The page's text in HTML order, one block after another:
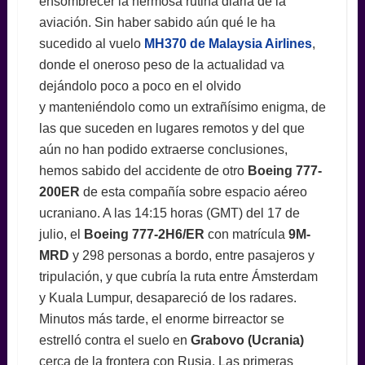
aviación. Sin haber sabido aún qué le ha
sucedido al vuelo MH370 de Malaysia Airlines,
donde el oneroso peso de la actualidad va
dejándolo poco a poco en el olvido
y manteniéndolo como un extrañísimo enigma, de
las que suceden en lugares remotos y del que
aún no han podido extraerse conclusiones,
hemos sabido del accidente de otro Boeing 777-
200ER de esta compañía sobre espacio aéreo
ucraniano. A las 14:15 horas (GMT) del 17 de
julio, el
Boeing 777-2H6/ER con matrícula 9M-
MRD y 298 personas a bordo, entre pasajeros y
tripulación, y que cubría la ruta entre Ámsterdam
y Kuala Lumpur, desapareció de los radares.
Minutos más tarde, el enorme birreactor se
estrelló contra el suelo en Grabovo (Ucrania)
cerca de la frontera con Rusia. Las primeras